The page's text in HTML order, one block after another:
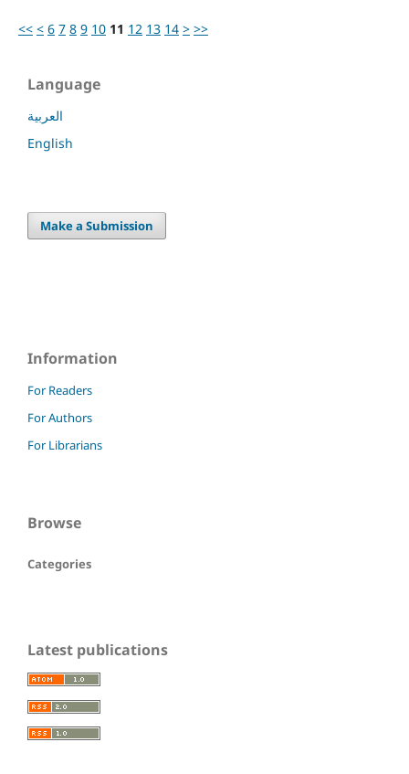
<< < 6 7 8 9 10 11 12 13 14 > >>
Language
العربية
English
Make a Submission
Information
For Readers
For Authors
For Librarians
Browse
Categories
Latest publications